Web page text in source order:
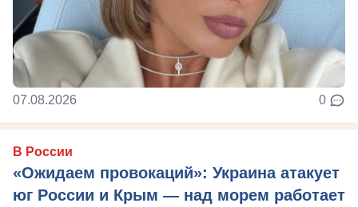
07.08.2026 0
В России
«Ожидаем провокаций»: Украина атакует
юг России и Крым — над морем работает